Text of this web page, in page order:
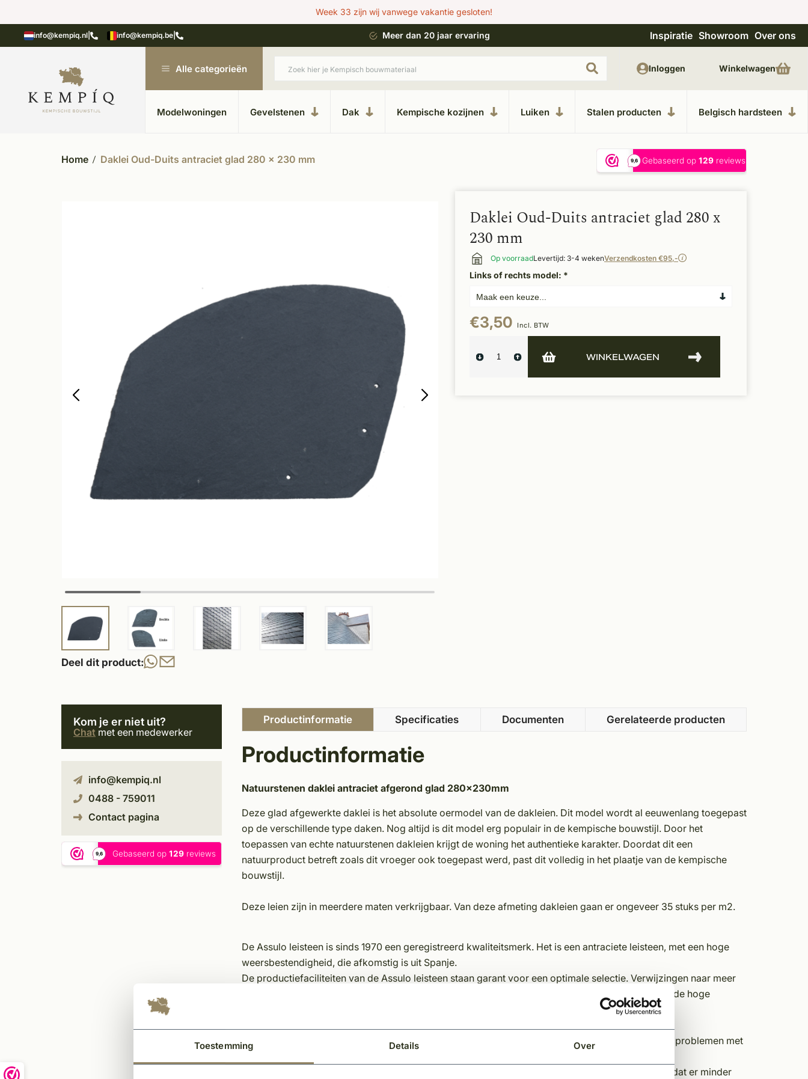
Toestemming Details Over
Week 33 zijn wij vanwege vakantie gesloten!
info@kempiq.nl info@kempiq.be
in Kesteren Unieke materialen in kempische bouwstijl Meer dan 20 jaar ervaring Uitgebreide showroom in Kesteren Unieke
Inspiratie Showroom Over ons
Alle categorieën
Modelwoningen Gevelstenen Dak Kempische kozijnen Luiken Stalen producten Belgisch hardsteen
Inloggen Winkelwagen
Home Daklei Oud-Duits antraciet glad 280 x 230 mm
Deel dit product:
Daklei Oud-Duits antraciet glad 280 x
230 mm
Op voorraadLevertijd: 3-4 wekenVerzendkosten €95,-
Links of rechts model: *
€3,50 Incl. BTW
WINKELWAGEN
Productinformatie Specificaties Documenten Gerelateerde producten
Kom je er niet uit?
Chat met een medewerker
info@kempiq.nl
0488 - 759011
Contact pagina
Productinformatie
Natuurstenen daklei antraciet afgerond glad 280x230mm
Deze glad afgewerkte daklei is het absolute oermodel van de dakleien. Dit model wordt al eeuwenlang toegepast
op de verschillende type daken. Nog altijd is dit model erg populair in de kempische bouwstijl. Door het
toepassen van echte natuurstenen dakleien krijgt de woning het authentieke karakter. Doordat dit een
natuurproduct betreft zoals dit vroeger ook toegepast werd, past dit volledig in het plaatje van de kempische
bouwstijl.
Deze leien zijn in meerdere maten verkrijgbaar. Van deze afmeting dakleien gaan er ongeveer 35 stuks per m2.
De Assulo leisteen is sinds 1970 een geregistreerd kwaliteitsmerk. Het is een antraciete leisteen, met een hoge
weersbestendigheid, die afkomstig is uit Spanje.
De productiefaciliteiten van de Assulo leisteen staan garant voor een optimale selectie. Verwijzingen naar meer
dan 40 miljoen vierkante meter dak- en geveloppervlakken en de beste testcertificaten bewijzen de hoge
Deze leien zijn in meerdere kwaliteiten verkrijgbaar. Echter leveren wij alleen A-kwaliteit leien om problemen met
A-kwaliteit leien staat voor; Dit is natuurlijk gemaakt van de beste kwaliteit steen. Dat wil zeggen dat er minder